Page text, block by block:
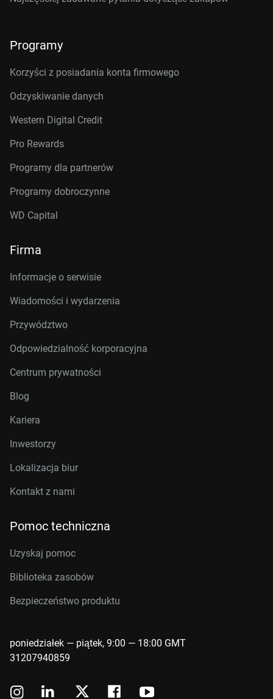
Programy
Korzyści z posiadania konta firmowego
Odzyskiwanie danych
Western Digital Credit
Pro Rewards
Programy dla partnerów
Programy dobroczynne
WD Capital
Firma
Informacje o serwisie
Wiadomości i wydarzenia
Przywództwo
Odpowiedzialność korporacyjna
Centrum prywatności
Blog
Kariera
Inwestorzy
Lokalizacja biur
Kontakt z nami
Pomoc techniczna
Uzyskaj pomoc
Biblioteka zasobów
Bezpieczeństwo produktu
poniedziałek — piątek, 9:00 — 18:00 GMT
31207940859